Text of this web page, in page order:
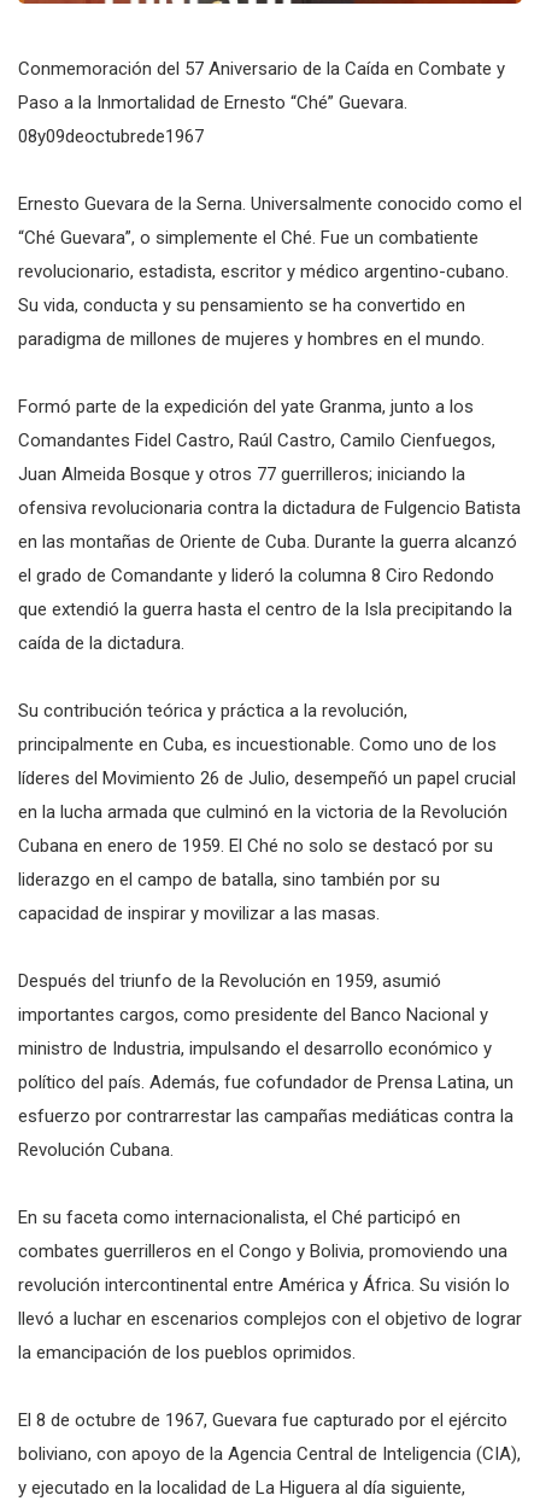
Conmemoración del 57 Aniversario de la Caída en Combate y
Paso a la Inmortalidad de Ernesto “Ché” Guevara.
08y09deoctubrede1967
Ernesto Guevara de la Serna. Universalmente conocido como el
“Ché Guevara”, o simplemente el Ché. Fue un combatiente
revolucionario, estadista, escritor y médico argentino-cubano.
Su vida, conducta y su pensamiento se ha convertido en
paradigma de millones de mujeres y hombres en el mundo.
Formó parte de la expedición del yate Granma, junto a los
Comandantes Fidel Castro, Raúl Castro, Camilo Cienfuegos,
Juan Almeida Bosque y otros 77 guerrilleros; iniciando la
ofensiva revolucionaria contra la dictadura de Fulgencio Batista
en las montañas de Oriente de Cuba. Durante la guerra alcanzó
el grado de Comandante y lideró la columna 8 Ciro Redondo
que extendió la guerra hasta el centro de la Isla precipitando la
caída de la dictadura.
Su contribución teórica y práctica a la revolución,
principalmente en Cuba, es incuestionable. Como uno de los
líderes del Movimiento 26 de Julio, desempeñó un papel crucial
en la lucha armada que culminó en la victoria de la Revolución
Cubana en enero de 1959. El Ché no solo se destacó por su
liderazgo en el campo de batalla, sino también por su
capacidad de inspirar y movilizar a las masas.
Después del triunfo de la Revolución en 1959, asumió
importantes cargos, como presidente del Banco Nacional y
ministro de Industria, impulsando el desarrollo económico y
político del país. Además, fue cofundador de Prensa Latina, un
esfuerzo por contrarrestar las campañas mediáticas contra la
Revolución Cubana.
En su faceta como internacionalista, el Ché participó en
combates guerrilleros en el Congo y Bolivia, promoviendo una
revolución intercontinental entre América y África. Su visión lo
llevó a luchar en escenarios complejos con el objetivo de lograr
la emancipación de los pueblos oprimidos.
El 8 de octubre de 1967, Guevara fue capturado por el ejército
boliviano, con apoyo de la Agencia Central de Inteligencia (CIA),
y ejecutado en la localidad de La Higuera al día siguiente,